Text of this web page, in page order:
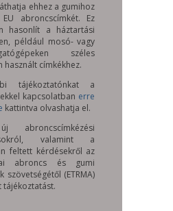
ehhez a gumihoz
abroncscímkét. Ez
hasonlít a háztartási
például mosó- vagy
széles
használt címkékhez.
tájékoztatónkat a
kapcsolatban erre
kattintva olvashatja el.
abroncscímkézési
valamint a
feltett kérdésekről az
abroncs és gumi
szövetségétől (ETRMA)
tájékoztatást.